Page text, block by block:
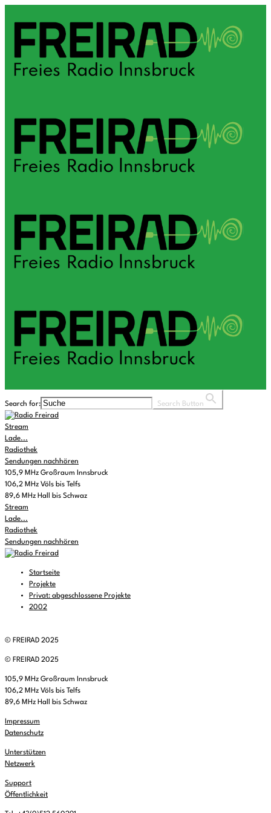
Search for: Search Button
Stream
Lade...
Radiothek
Sendungen nachhören
105,9 MHz Großraum Innsbruck
106,2 MHz Völs bis Telfs
89,6 MHz Hall bis Schwaz
Stream
Lade...
Radiothek
Sendungen nachhören
Startseite
Projekte
Privat: abgeschlossene Projekte
2002
© FREIRAD 2025
© FREIRAD 2025
105,9 MHz Großraum Innsbruck
106,2 MHz Völs bis Telfs
89,6 MHz Hall bis Schwaz
Impressum
Datenschutz
Unterstützen
Netzwerk
Support
Öffentlichkeit